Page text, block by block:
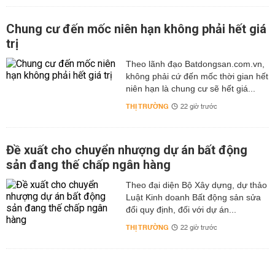
Chung cư đến mốc niên hạn không phải hết giá
trị
Theo lãnh đạo Batdongsan.com.vn,
không phải cứ đến mốc thời gian hết
niên hạn là chung cư sẽ hết giá...
THỊ TRƯỜNG 22 giờ trước
Đề xuất cho chuyển nhượng dự án bất động
sản đang thế chấp ngân hàng
Theo đại diện Bộ Xây dựng, dự thảo
Luật Kinh doanh Bất động sản sửa
đổi quy định, đối với dự án...
THỊ TRƯỜNG 22 giờ trước